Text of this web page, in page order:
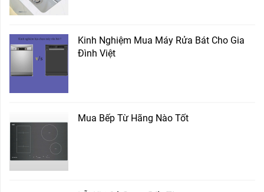
Kinh Nghiệm Mua Máy Rửa Bát Cho Gia
Đình Việt
Mua Bếp Từ Hãng Nào Tốt